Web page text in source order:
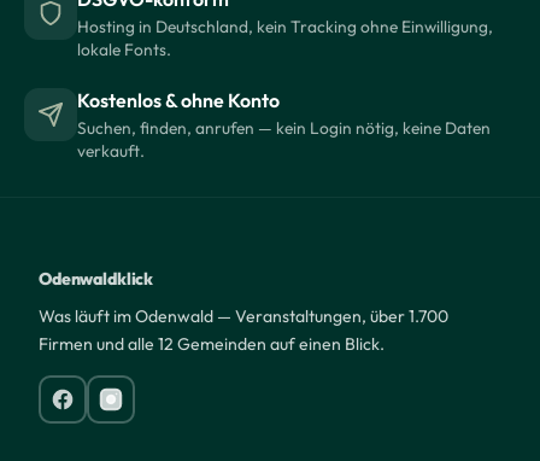
Hosting in Deutschland, kein Tracking ohne Einwilligung,
lokale Fonts.
Kostenlos & ohne Konto
Suchen, finden, anrufen — kein Login nötig, keine Daten
verkauft.
Odenwaldklick
Was läuft im Odenwald — Veranstaltungen, über 1.700
Firmen und alle 12 Gemeinden auf einen Blick.